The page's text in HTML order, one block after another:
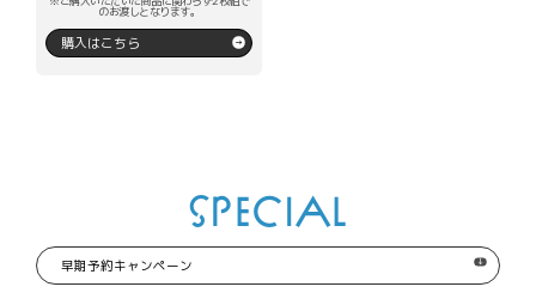
のお渡しとなります。
購入はこちら
SPECIAL
早期予約キャンペーン